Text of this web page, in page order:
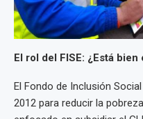
El rol del FISE: ¿Está
El Fondo de Inclusión
2012 para reducir la